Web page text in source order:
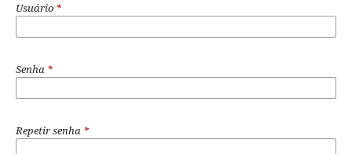
Usuário *
Senha *
Repetir senha *